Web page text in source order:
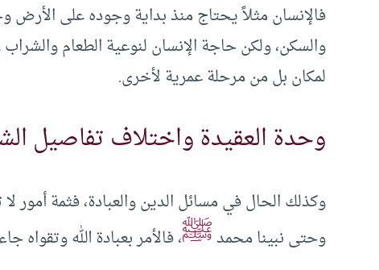
فالإنسان مثلاً يحتاج منذ بداية وجوده على الأرض
والسكن، ولكن حاجة الإنسان لنوعية الطعام
لمكان بل من مرحلة عمرية لأخرى.
وحدة العقيدة واختلاف تفاصيل
وكذلك الحال في مسائل الدين والعبادة، فثمة أمور لا
وحتى نبينا محمدﷺ، فالأمر بعبادة الله وتقواه